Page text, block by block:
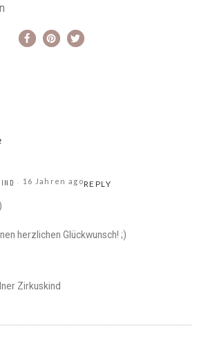
16 Jahren agoREPLY
herzlichen Glückwunsch! ;)
Zirkuskind